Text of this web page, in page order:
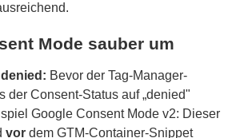
Mode sauber um
Bevor der Tag-Manager-
der Consent-Status auf „denied"
Google Consent Mode v2: Dieser
vor dem GTM-Container-Snippet